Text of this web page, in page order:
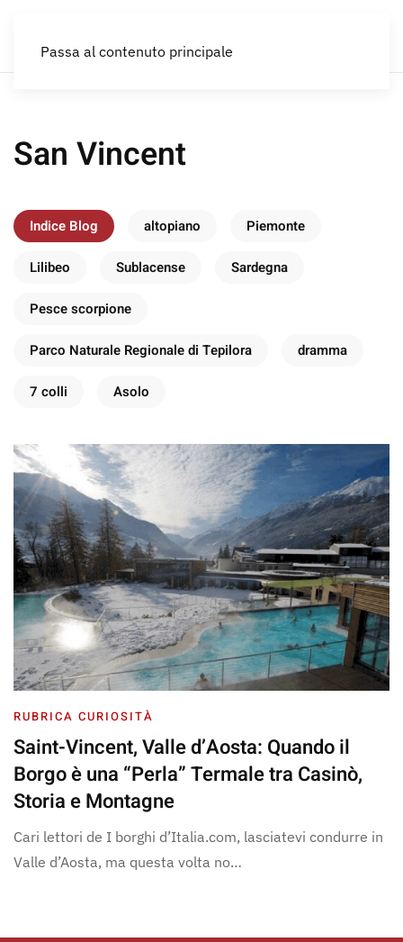
Passa al contenuto principale
San Vincent
Indice Blog altopiano Piemonte
Lilibeo Sublacense Sardegna
Pesce scorpione
Parco Naturale Regionale di Tepilora dramma
7 colli Asolo
RUBRICA CURIOSITÀ
Saint-Vincent, Valle d’Aosta: Quando il
Borgo è una “Perla” Termale tra Casinò,
Storia e Montagne
Cari lettori de I borghi d’Italia.com, lasciatevi condurre in
Valle d’Aosta, ma questa volta no…